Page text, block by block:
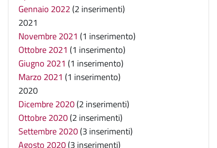
Gennaio 2022 (2 inserimenti)
2021
Novembre 2021 (1 inserimento)
Ottobre 2021 (1 inserimento)
Giugno 2021 (1 inserimento)
Marzo 2021 (1 inserimento)
2020
Dicembre 2020(2 inserimenti)
Ottobre 2020(2 inserimenti)
Settembre 2020(3 inserimenti)
Agosto 2020(3 inserimenti)